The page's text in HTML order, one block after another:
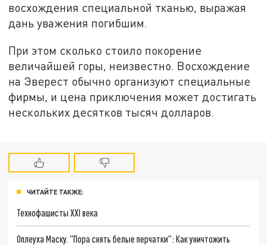
восхождения специальной тканью, выражая
дань уважения погибшим.
При этом сколько стоило покорение
величайшей горы, неизвестно. Восхождение
на Эверест обычно организуют специальные
фирмы, и цена приключения может достигать
нескольких десятков тысяч долларов.
ЧИТАЙТЕ ТАКЖЕ:
Технофашисты XXI века
Оплеуха Маску. "Пора снять белые перчатки": Как уничтожить